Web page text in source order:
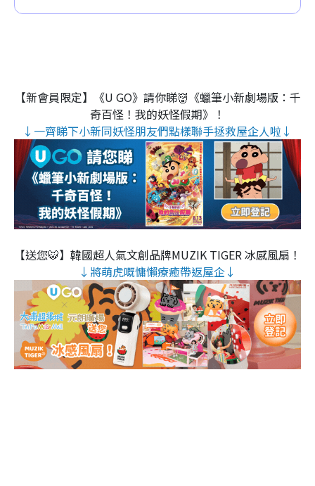
【新會員限定】《U GO》請你睇👹《蠟筆小新劇場版：千
奇百怪！我的妖怪假期》！
↓一齊睇下小新同妖怪朋友們點樣聯手拯救屋企人啦↓
【送您🐯】韓國超人氣文創品牌MUZIK TIGER 冰感風扇！
↓將萌虎嘅慵懶療癒帶返屋企↓